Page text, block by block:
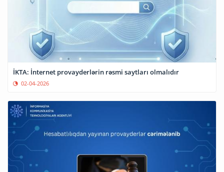
İKTA: İnternet provayderlərin rəsmi saytları olmalıdır
02-04-2026